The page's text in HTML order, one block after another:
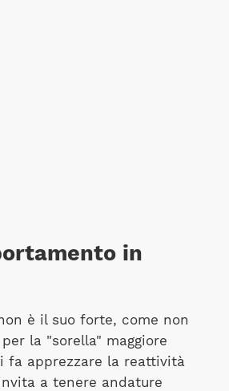
in
è il suo forte, come non
la "sorella" maggiore
fa apprezzare la reattività
a tenere andature